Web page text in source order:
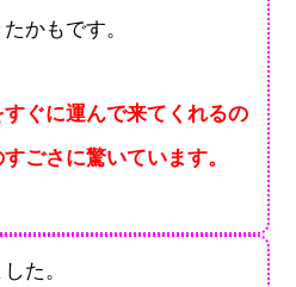
かもです。
ぐに運んで来てくれるの
ごさに驚いています。
た。